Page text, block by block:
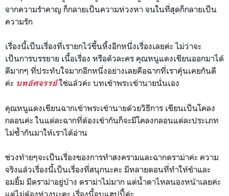
จากความรำคาญ ก็กลายเป็นความห่วงหา จนในที่สุดก็กลายเป็น
ความรัก
เรื่องนี้เป็นเรื่องที่เรายกไว้ขึ้นหิ้งอีกหนึ่งเรื่องเลยค่ะ ไม่ว่าจะ
เป็นการบรรยาย เนื้อเรื่อง หรือตัวละคร คุณหนูแดงเขียนออกมาได้
ดีมากๆ ที่ประทับใจมากอีกหนึ่งอย่างเลยคือฉากที่เราคุ้นเคยกันดี
ค่ะ บทอัศจรรย์ใช่แล้วค่ะ บทเข้าพระเข้านายนั่นเอง
คุณหนูแดงเขียนฉากเข้าพระเข้านายด้วยวิธีการ เขียนเป็นโคลง
กลอนค่ะ ในแต่ละฉากที่ต้องเข้ากันก็จะมีโคลงกลอนแต่ละประเภท
ไม่ซ้ำกันมาให้เราได้อ่าน
ช่วงท้ายๆจะเป็นเรื่องของการทำสงครามและฉากดราม่าค่ะ ความ
จริงแล้วเรื่องนี้เป็นเรื่องที่สนุกนะคะ มีหลายตอนที่ทำให้ขำและ
อมยิ้ม มีดราม่าอยู่บ้าง ดราม่าไม่มาก แต่น้ำตาไหลนองหน้าเลยค่ะ